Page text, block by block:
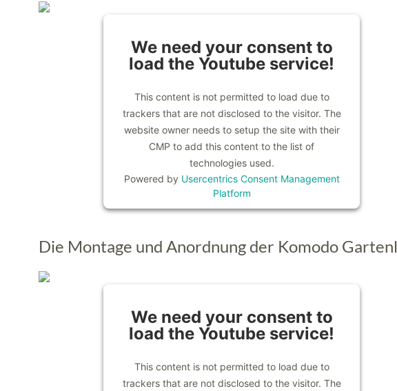
We need your consent to
load the Youtube service!
This content is not permitted to load due to
trackers that are not disclosed to the visitor. The
website owner needs to setup the site with their
CMP to add this content to the list of
technologies used.
Powered by Usercentrics Consent Management
Platform
Die Montage und Anordnung der Komodo
We need your consent to
load the Youtube service!
This content is not permitted to load due to
trackers that are not disclosed to the visitor. The